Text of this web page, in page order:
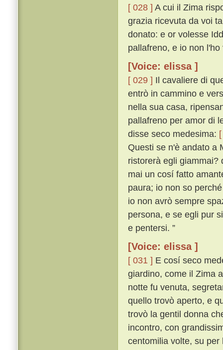
[ 028 ] A cui il Zima
grazia ricevuta da voi
donato: e or volesse
pallafreno, e io non l'ho
[Voice: elissa ]
[ 029 ] Il cavaliere di
entrò in cammino e
nella sua casa,
pallafreno per amor di
disse seco medesima:
Questi se n'è andato a
ristorerà egli giammai?
mai un cosí fatto
paura; io non so
io non avrò sempre
persona, e se egli pur
e pentersi. ”
[Voice: elissa ]
[ 031 ] E cosí seco
giardino, come il Zima
notte fu venuta,
quello trovò aperto, e
trovò la gentil donna
incontro, con
centomilia volte, su